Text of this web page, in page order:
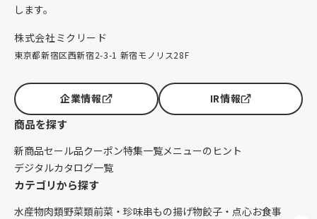
します。
株式会社ミクリード
東京都新宿区西新宿2-3-1 新宿モノリス28F
企業情報 IR情報
商品を探す
新商品セール品クーポン特集一覧メニューのヒント
デジタルカタログ一覧
カテゴリから探す
水産物肉類野菜類前菜・珍味串もの揚げ物餃子・点心お食事